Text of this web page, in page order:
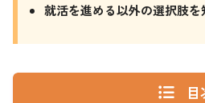
就活を進める以外の選択肢を
目